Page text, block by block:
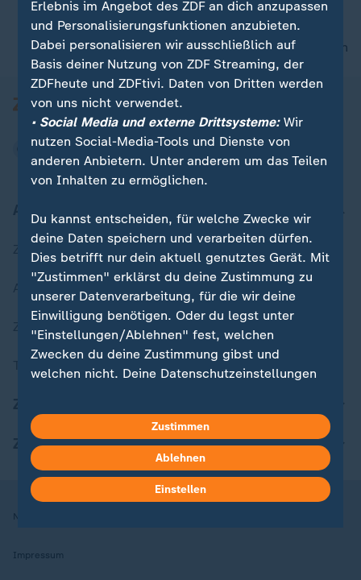
nach oben
Aktuell bei ZDFheute
Zuletzt veröffentlicht
Aktuelle Sendungs-Videos
ZDFheute Stories
Themen im Überblick
ZDFheute Apps
Nutzungsbedingungen
Impressum
Erlebnis im Angebot des ZDF an dich anzupassen
und Personalisierungsfunktionen anzubieten.
Dabei personalisieren wir ausschließlich auf
Basis deiner Nutzung von ZDF Streaming, der
ZDFheute und ZDFtivi. Daten von Dritten werden
von uns nicht verwendet.
• Social Media und externe Drittsysteme:Wir
nutzen Social-Media-Tools und Dienste von
anderen Anbietern. Unter anderem um das Teilen
von Inhalten zu ermöglichen.
Du kannst entscheiden, für welche Zwecke wir
deine Daten speichern und verarbeiten dürfen.
Dies betrifft nur dein aktuell genutztes Gerät. Mit
"Zustimmen" erklärst du deine Zustimmung zu
unserer Datenverarbeitung, für die wir deine
Einwilligung benötigen. Oder du legst unter
"Einstellungen/Ablehnen" fest, welchen
Zwecken du deine Zustimmung gibst und
welchen nicht. Deine Datenschutzeinstellungen
in deinen Einstellungen widerrufen oder ändern.
Hier findest du das Impressum.
Weitere Informationen findest du in unserer
Datenschutzerklärung.
Zustimmen
Ablehnen
Einstellen